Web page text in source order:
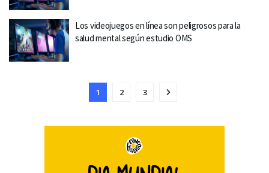
Los videojuegos en línea son peligrosos para la
salud mental según estudio OMS
1 2 3